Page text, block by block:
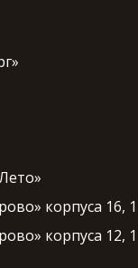
корпуса 16,
корпуса 12,